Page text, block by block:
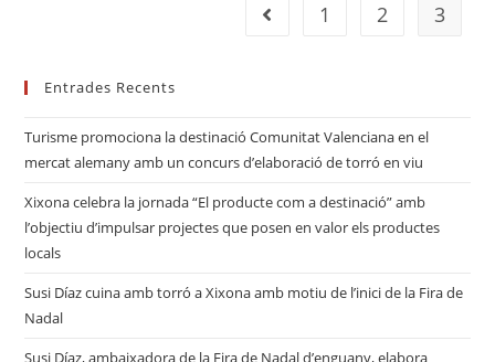
1 2 3
Entrades Recents
Turisme promociona la destinació Comunitat Valenciana en el
mercat alemany amb un concurs d’elaboració de torró en viu
Xixona celebra la jornada “El producte com a destinació” amb
l’objectiu d’impulsar projectes que posen en valor els productes
locals
Susi Díaz cuina amb torró a Xixona amb motiu de l’inici de la Fira de
Nadal
Susi Díaz, ambaixadora de la Fira de Nadal d’enguany, elabora